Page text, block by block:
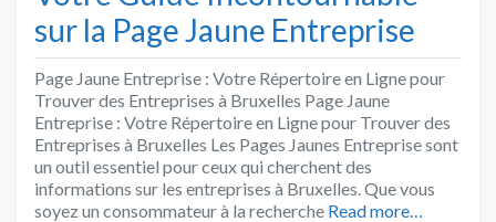
sur la Page Jaune Entreprise
Page Jaune Entreprise : Votre Répertoire en Ligne pour
Trouver des Entreprises à Bruxelles Page Jaune
Entreprise : Votre Répertoire en Ligne pour Trouver des
Entreprises à Bruxelles Les Pages Jaunes Entreprise sont
un outil essentiel pour ceux qui cherchent des
informations sur les entreprises à Bruxelles. Que vous
soyez un consommateur à la recherche Read more…